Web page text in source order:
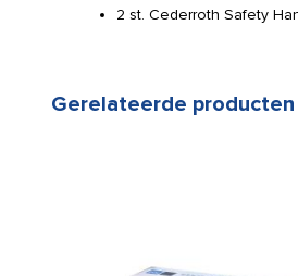
2 st. Cederroth Safety
Gerelateerde producten